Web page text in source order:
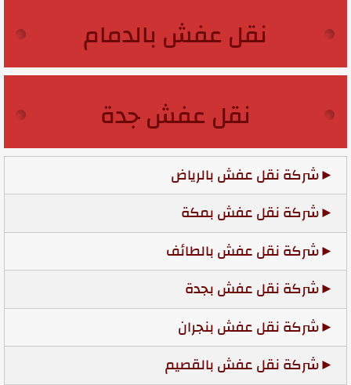
نقل عفش بالدمام
نقل عفش جدة
شركة نقل عفش بالرياض
شركة نقل عفش بمكة
شركة نقل عفش بالطائف
شركة نقل عفش بجدة
شركة نقل عفش بنجران
شركة نقل عفش بالقصيم